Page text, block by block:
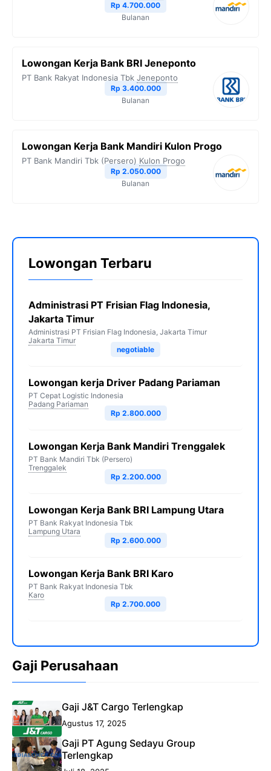
Rp 4.700.000
Bulanan
Lowongan Kerja Bank BRI Jeneponto
PT Bank Rakyat Indonesia Tbk Jeneponto
Rp 3.400.000
Bulanan
Lowongan Kerja Bank Mandiri Kulon Progo
PT Bank Mandiri Tbk (Persero) Kulon Progo
Rp 2.050.000
Bulanan
Lowongan Terbaru
Administrasi PT Frisian Flag Indonesia,
Jakarta Timur
Administrasi PT Frisian Flag Indonesia, Jakarta Timur
Jakarta Timur
negotiable
Lowongan kerja Driver Padang Pariaman
PT Cepat Logistic Indonesia
Padang Pariaman
Rp 2.800.000
Lowongan Kerja Bank Mandiri Trenggalek
PT Bank Mandiri Tbk (Persero)
Trenggalek
Rp 2.200.000
Lowongan Kerja Bank BRI Lampung Utara
PT Bank Rakyat Indonesia Tbk
Lampung Utara
Rp 2.600.000
Lowongan Kerja Bank BRI Karo
PT Bank Rakyat Indonesia Tbk
Karo
Rp 2.700.000
Gaji Perusahaan
Gaji J&T Cargo Terlengkap
Agustus 17, 2025
Gaji PT Agung Sedayu Group
Terlengkap